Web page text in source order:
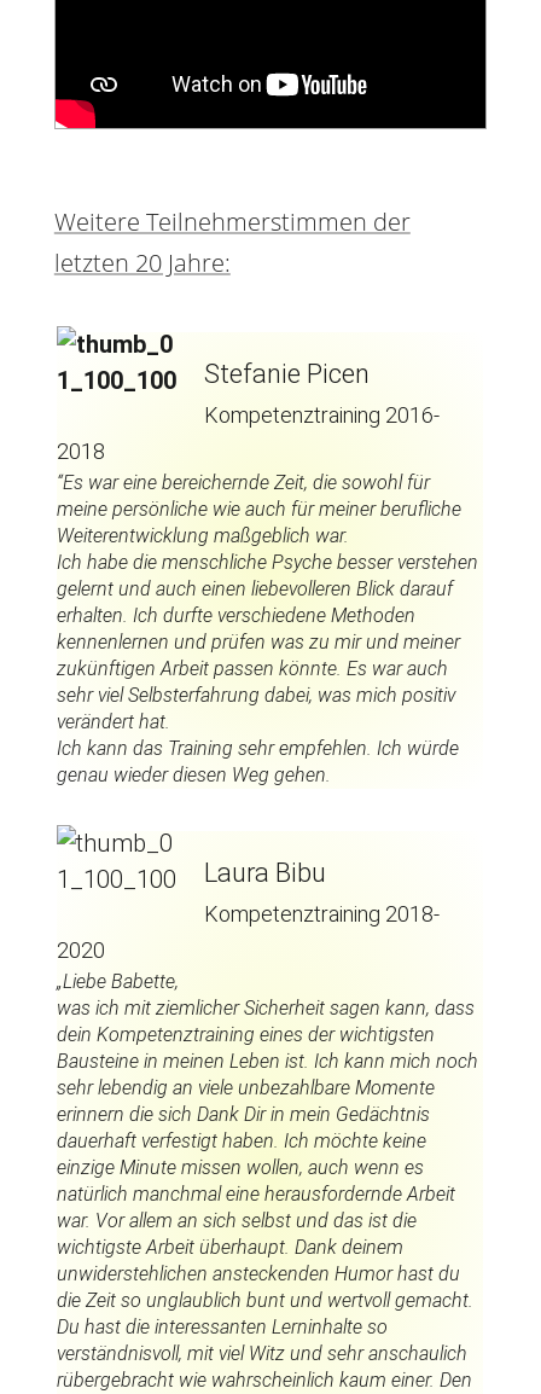
Weitere Teilnehmerstimmen der
letzten 20 Jahre:
Stefanie Picen
Kompetenztraining 2016-
2018
“Es war eine bereichernde Zeit, die sowohl für
meine persönliche wie auch für meiner berufliche
Weiterentwicklung maßgeblich war.
Ich habe die menschliche Psyche besser verstehen
gelernt und auch einen liebevolleren Blick darauf
erhalten. Ich durfte verschiedene Methoden
kennenlernen und prüfen was zu mir und meiner
zukünftigen Arbeit passen könnte. Es war auch
sehr viel Selbsterfahrung dabei, was mich positiv
verändert hat.
Ich kann das Training sehr empfehlen. Ich würde
genau wieder diesen Weg gehen.
Laura Bibu
Kompetenztraining 2018-
2020
„Liebe Babette,
was ich mit ziemlicher Sicherheit sagen kann, dass
dein Kompetenztraining eines der wichtigsten
Bausteine in meinen Leben ist. Ich kann mich noch
sehr lebendig an viele unbezahlbare Momente
erinnern die sich Dank Dir in mein Gedächtnis
dauerhaft verfestigt haben. Ich möchte keine
einzige Minute missen wollen, auch wenn es
natürlich manchmal eine herausfordernde Arbeit
war. Vor allem an sich selbst und das ist die
wichtigste Arbeit überhaupt. Dank deinem
unwiderstehlichen ansteckenden Humor hast du
die Zeit so unglaublich bunt und wertvoll gemacht.
Du hast die interessanten Lerninhalte so
verständnisvoll, mit viel Witz und sehr anschaulich
rübergebracht wie wahrscheinlich kaum einer. Den